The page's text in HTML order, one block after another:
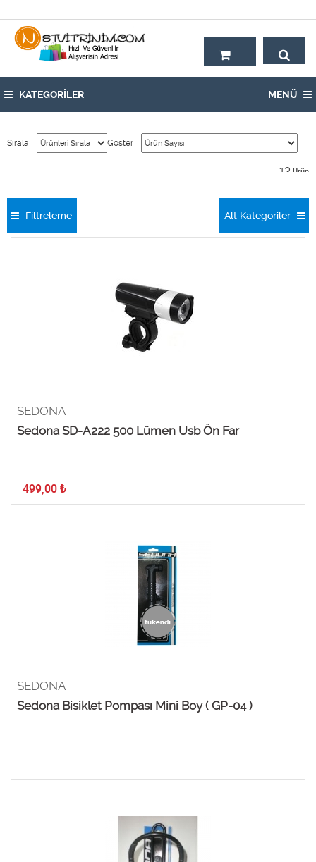
KATEGORİLER MENÜ
Sırala Göster
13 Ürün
Filtreleme Alt Kategoriler
SEDONA
Sedona SD-A222 500 Lümen Usb Ön Far
499,00 ₺
SEDONA
Sedona Bisiklet Pompası Mini Boy ( GP-04 )